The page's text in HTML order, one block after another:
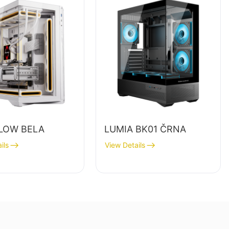
BELA LUMIA BK01 ČRNA
View Details